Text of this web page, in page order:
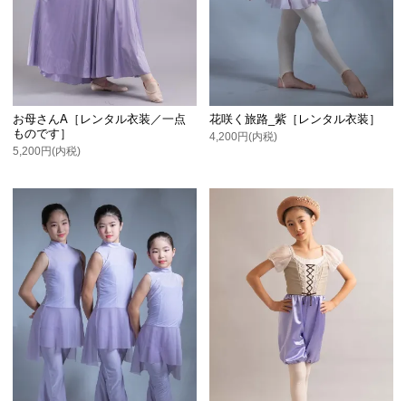
お母さんA［レンタル衣装／一点
ものです］
5,200円(内税)
花咲く旅路_紫［レンタル衣装］
4,200円(内税)